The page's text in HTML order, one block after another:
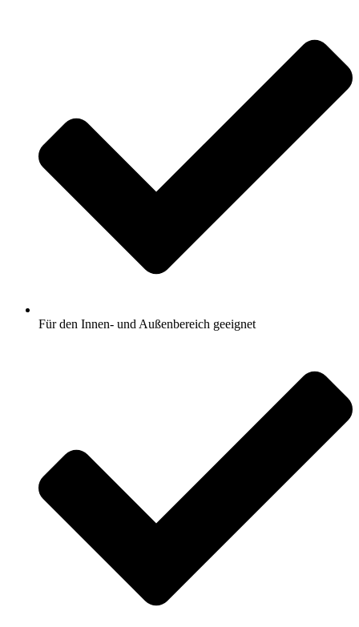
Für den Innen- und Außenbereich geeignet